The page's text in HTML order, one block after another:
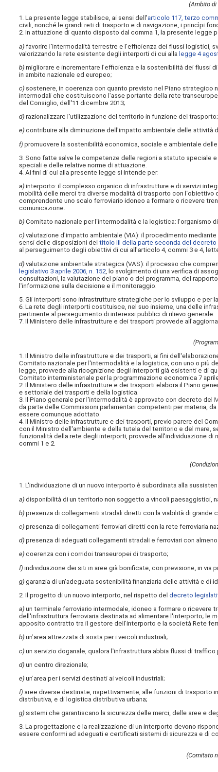
(Ambito
1. La presente legge stabilisce, ai sensi dell'articolo 117, terzo
civili, nonché le grandi reti di trasporto e di navigazione, i princìpi
2. In attuazione di quanto disposto dal comma 1, la presente legge
a) favorire l'intermodalità terrestre e l'efficienza dei flussi logistici,
valorizzando la rete esistente degli interporti di cui allalegge 4
b) migliorare e incrementare l'efficienza e la sostenibilità dei flussi
in ambito nazionale ed europeo;
c) sostenere, in coerenza con quanto previsto nel Piano
intermodali che costituiscono l'asse portante della rete
del Consiglio, dell'11 dicembre 2013;
d) razionalizzare l'utilizzazione del territorio in funzione del trasporto;
e) contribuire alla diminuzione dell'impatto ambientale delle attività
f) promuovere la sostenibilità economica, sociale e ambientale
3. Sono fatte salve le competenze delle regioni a statuto speciale
speciali e delle relative norme di attuazione.
4. Ai fini di cui alla presente legge si intende per:
a) interporto: il complesso organico di infrastrutture e di servizi
mobilità delle merci tra diverse modalità di trasporto con
comprendente uno scalo ferroviario idoneo a formare o ricevere
comunicazione.
b) Comitato nazionale per l'intermodalità e la logistica: l'organismo
c) valutazione d'impatto ambientale (VIA): il procedimento
sensi delle disposizioni deltitolo III della parte seconda del decreto
al perseguimento degli obiettivi di cui all'articolo 4, commi 3 e 4,
d) valutazione ambientale strategica (VAS): il processo che
legislativo 3 aprile 2006, n. 152 , lo svolgimento di una verifica di
consultazioni, la valutazione del piano o del programma, del
l'informazione sulla decisione e il monitoraggio.
5. Gli interporti sono infrastrutture strategiche per lo sviluppo e per
6. La rete degli interporti costituisce, nel suo insieme, una delle
pertinente al perseguimento di interessi pubblici di rilievo generale.
7. Il Ministero delle infrastrutture e dei trasporti provvede
1. Il Ministro delle infrastrutture e dei trasporti, ai fini
Comitato nazionale per l'intermodalità e la logistica, con uno o più
legge, provvede alla ricognizione degli interporti già esistenti e di
Comitato interministeriale per la programmazione economica 7
2. Il Ministero delle infrastrutture e dei trasporti elabora il Piano
e settoriale dei trasporti e della logistica.
3. Il Piano generale per l'intermodalità è approvato con decreto
da parte delle Commissioni parlamentari competenti per materia,
essere comunque adottato.
4. Il Ministro delle infrastrutture e dei trasporti, previo parere del
con il Ministro dell'ambiente e della tutela del territorio e del mare,
funzionalità della rete degli interporti, provvede all'individuazione
commi 1 e 2.
1. L'individuazione di un nuovo interporto è subordinata alla
a) disponibilità di un territorio non soggetto a vincoli paesaggistici,
b) presenza di collegamenti stradali diretti con la viabilità di grande
c) presenza di collegamenti ferroviari diretti con la rete ferroviaria
d) presenza di adeguati collegamenti stradali e ferroviari con
e) coerenza con i corridoi transeuropei di trasporto;
f) individuazione dei siti in aree già bonificate, con previsione, in
g) garanzia di un'adeguata sostenibilità finanziaria delle attività e di
2. Il progetto di un nuovo interporto, nel rispetto deldecreto
a) un terminale ferroviario intermodale, idoneo a formare o
dell'infrastruttura ferroviaria destinata ad alimentare l'interporto; le
apposito contratto tra il gestore dell'interporto e la società Rete
b) un'area attrezzata di sosta per i veicoli industriali;
c) un servizio doganale, qualora l'infrastruttura abbia flussi di
d) un centro direzionale;
e) un'area per i servizi destinati ai veicoli industriali;
f) aree diverse destinate, rispettivamente, alle funzioni di trasporto
distributiva, e di logistica distributiva urbana;
g) sistemi che garantiscano la sicurezza delle merci, delle aree e
3. La progettazione e la realizzazione di un interporto devono
essere conformi ad adeguati e certificati sistemi di sicurezza e di
(Comitato